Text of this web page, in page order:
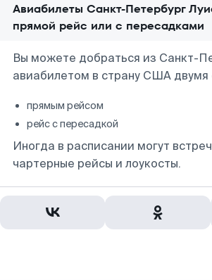
Авиабилеты Санкт-Петербург
прямой рейс или с пересадками
Вы можете добраться из Санкт-
авиабилетом в страну США двумя
прямым рейсом
рейс с пересадкой
Иногда в расписании могут
чартерные рейсы и лоукосты.